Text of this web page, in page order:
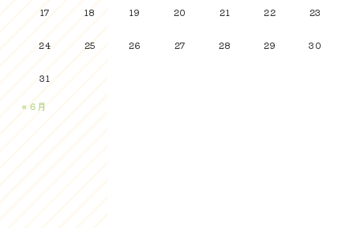
17 18 19 20 21 22 23
24 25 26 27 28 29 30
31
« 6月